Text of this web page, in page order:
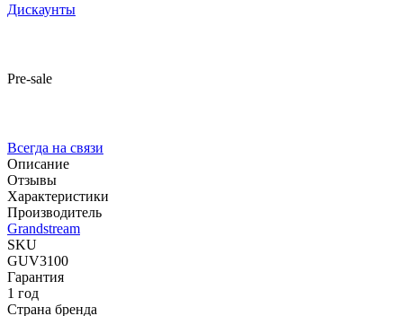
Дискаунты
Pre-sale
Всегда на связи
Описание
Отзывы
Характеристики
Производитель
Grandstream
SKU
GUV3100
Гарантия
1 год
Страна бренда